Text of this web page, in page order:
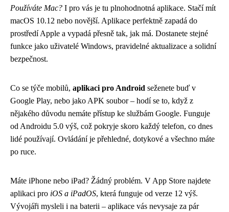
Používáte Mac? I pro vás je tu plnohodnotná aplikace. Stačí mít
macOS 10.12 nebo novější. Aplikace perfektně zapadá do
prostředí Apple a vypadá přesně tak, jak má. Dostanete stejné
funkce jako uživatelé Windows, pravidelné aktualizace a solidní
bezpečnost.
Co se týče mobilů, aplikaci pro Android seženete buď v
Google Play, nebo jako APK soubor – hodí se to, když z
nějakého důvodu nemáte přístup ke službám Google. Funguje
od Androidu 5.0 výš, což pokryje skoro každý telefon, co dnes
lidé používají. Ovládání je přehledné, dotykové a všechno máte
po ruce.
Máte iPhone nebo iPad? Žádný problém. V App Store najdete
aplikaci pro iOS a iPadOS, která funguje od verze 12 výš.
Vývojáři mysleli i na baterii – aplikace vás nevysaje za pár